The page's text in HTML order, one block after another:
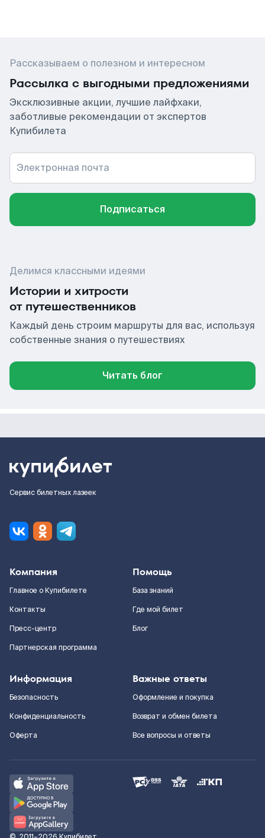
Рассказываем о полезном и интересном
Рассылка с выгодными предложениями
Эксклюзивные акции, лучшие лайфхаки,
заботливые рекомендации от экспертов
Купибилета
Электронная почта
Подписаться
Делимся классными идеями
Истории и хитрости
от путешественников
Каждый день строим маршруты для вас, используя
собственные знания о путешествиях
Читать блог
Сервис билетных лазеек
Компания
Главное о Купибилете
Контакты
Пресс-центр
Партнерская программа
Помощь
База знаний
Где мой билет
Блог
Информация
Безопасность
Конфиденциальность
Оферта
Важные ответы
Оформление и покупка
Возврат и обмен билета
Все вопросы и ответы